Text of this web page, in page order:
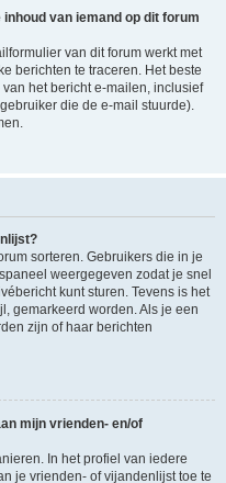
van iemand op dit forum
van dit forum werkt met
berichten te traceren. Het beste
het bericht e-mailen, inclusief
die de e-mail stuurde).
sorteren. Gebruikers die in je
weergegeven zodat je snel
kunt sturen. Tevens is het
gemarkeerd worden. Als je een
zijn of haar berichten
mijn vrienden- en/of
In het profiel van iedere
je vrienden- of vijandenlijst toe te